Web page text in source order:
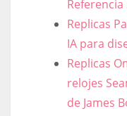
Referencia
Replicas
IA para
Replicas
relojes
de James